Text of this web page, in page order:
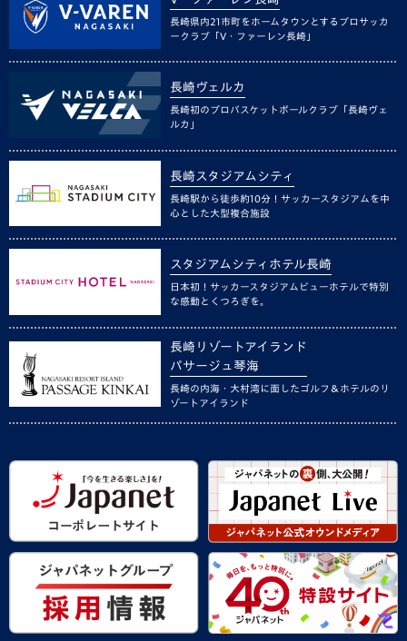
長崎県内21市町をホームタウンとするプロサッカ
ークラブ「V・ファーレン長崎」
長崎ヴェルカ
長崎初のプロバスケットボールクラブ「長崎ヴェ
ルカ」
長崎スタジアムシティ
長崎駅から徒歩約10分！サッカースタジアムを中
心とした大型複合施設
スタジアムシティホテル長崎
日本初！サッカースタジアムビューホテルで特別
な感動とくつろぎを。
長崎リゾートアイランド
パサージュ琴海
長崎の内海・大村湾に面したゴルフ＆ホテルのリ
ゾートアイランド